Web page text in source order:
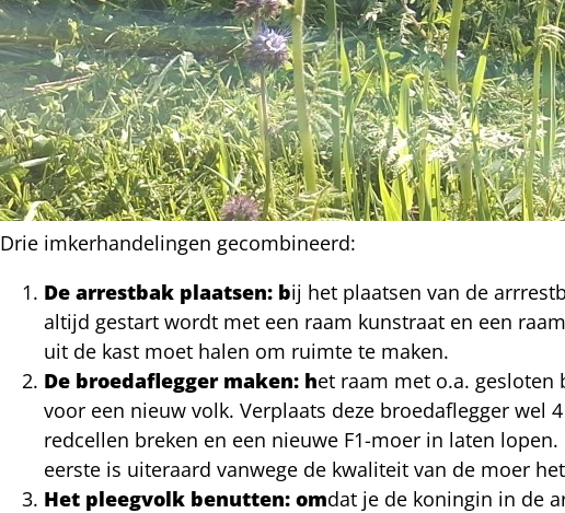
Drie imkerhandelingen gecombineerd:
De arrestbak plaatsen: bij het plaatsen van de
altijd gestart wordt met een raam kunstraat en een
uit de kast moet halen om ruimte te maken.
De broedaflegger maken: het raam met o.a. gesloten
voor een nieuw volk. Verplaats deze broedaflegger wel
redcellen breken en een nieuwe F1-moer in laten
eerste is uiteraard vanwege de kwaliteit van de moer
Het pleegvolk benutten: omdat je de koningin in de